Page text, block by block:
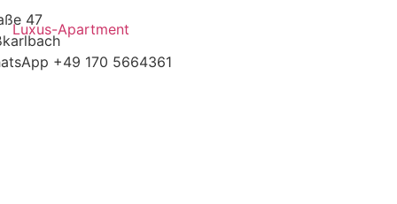
47
+49 170 5664361
Luxus-Apartment